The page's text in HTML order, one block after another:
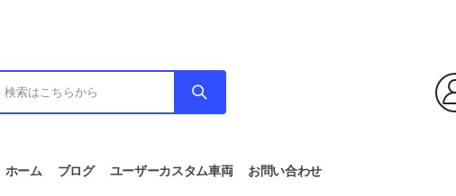
ホーム ブログ ユーザーカスタム車両 お問い合わせ